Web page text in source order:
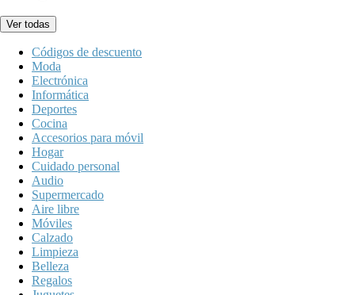
Ver todas
Códigos de descuento
Moda
Electrónica
Informática
Deportes
Cocina
Accesorios para móvil
Hogar
Cuidado personal
Audio
Supermercado
Aire libre
Móviles
Calzado
Limpieza
Belleza
Regalos